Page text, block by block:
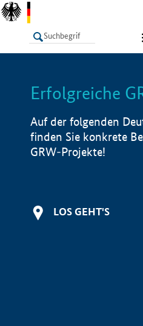
LISTE
Erfolgreiche
Auf der folgenden
finden Sie konkrete
GRW-Projekte!
LOS GEHT'S